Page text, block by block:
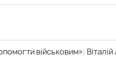
військовим»: